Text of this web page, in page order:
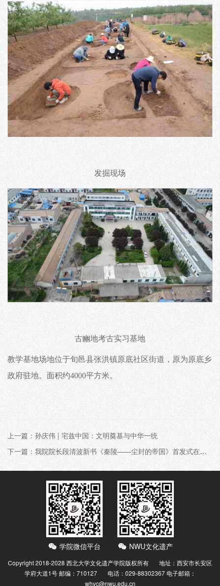
发掘现场
古豳地考古实习基地
教学基地场地位于旬邑县张洪镇原底社区街道，原为原底乡
政府驻地。面积约4000平方米。
上一篇：孙庆伟 | 宅兹中国：文明奠基与中华一统
下一篇：我院院长段清波新书《秦陵——尘封的帝国》首发式在北京举行
学院微信平台 NWU文化遗产
Copyright 2018-2028 西北大学文化遗产学院版权所有 地址：西安市长安区
学府大道1号 邮编：710127 电话：029-88302367电子邮箱：
whyc@nwu.edu.cn